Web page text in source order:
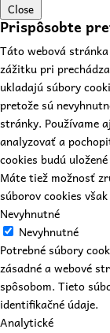
Close
Prispôsobte
Táto webová
zážitku pri
ukladajú súbory
pretože sú
stránky. Používame
analyzovať a
cookies budú
Máte tiež možnosť
súborov cookies
Nevyhnutné
Nevyhnutné
Potrebné súbory
zásadné a webové
spôsobom. Tieto
identifikačné údaje.
Analytické